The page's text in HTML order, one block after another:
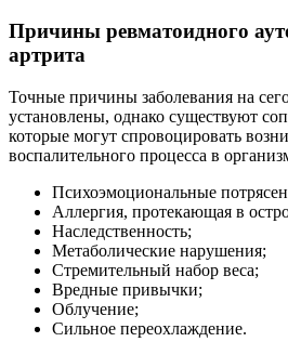
Причины ревматоидного
артрита
Точные причины заболевания на
установлены, однако существуют
которые могут спровоцировать
воспалительного процесса в
Психоэмоциональные
Аллергия, протекающая в
Наследственность;
Метаболические нарушения;
Стремительный набор веса;
Вредные привычки;
Облучение;
Сильное переохлаждение.